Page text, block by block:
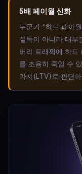
5배 페이월 신화
누군가 "하드 페이
설득이 아니라 대부
버리 트래픽에 하드
를 조용히 죽일 수
가치(LTV)로 판단